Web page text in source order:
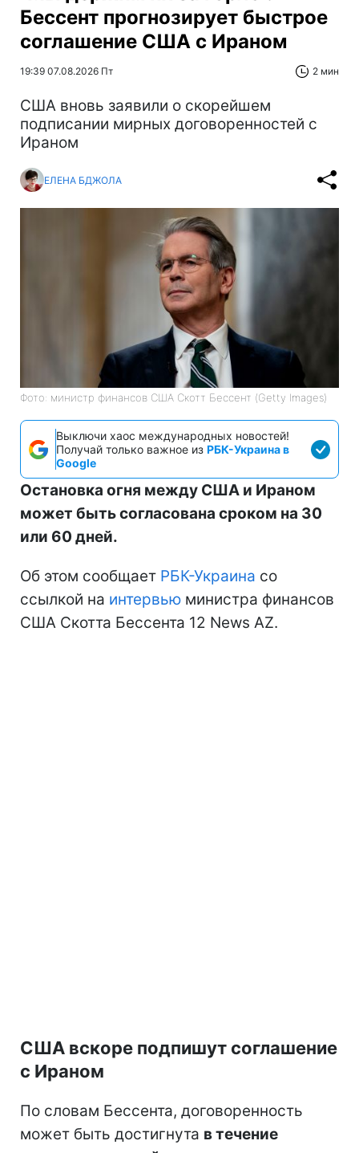
Бессент прогнозирует быстрое
соглашение США с Ираном
19:39 07.08.2026 Пт 2 мин
США вновь заявили о скорейшем
подписании мирных договоренностей с
Ираном
ЕЛЕНА БДЖОЛА
Фото: министр финансов США Скотт Бессент (Getty Images)
Выключи хаос международных новостей!
Получай только важное из РБК-Украина в
Google
Остановка огня между США и Ираном
может быть согласована сроком на 30
или 60 дней.
Об этом сообщает РБК-Украина со
ссылкой на интервью министра финансов
США Скотта Бессента 12 News AZ.
США вскоре подпишут соглашение
с Ираном
По словам Бессента, договоренность
может быть достигнута в течение